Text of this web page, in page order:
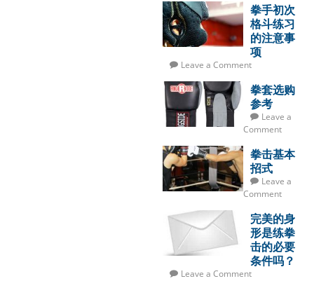
拳手初次
格斗练习
的注意事
项
Leave a Comment
拳套选购
参考
Leave a
Comment
拳击基本
招式
Leave a
Comment
完美的身
形是练拳
击的必要
条件吗？
Leave a Comment